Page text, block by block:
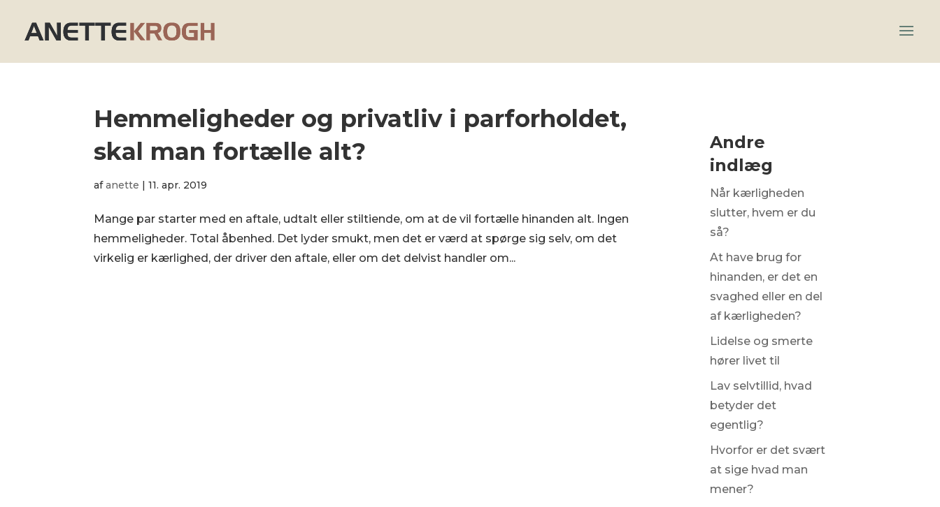
Hemmeligheder og privatliv i parforholdet,
skal man fortælle alt?
afanette |11. apr. 2019
Mange par starter med en aftale, udtalt eller stiltiende, om at de vil fortælle hinanden alt. Ingen
hemmeligheder. Total åbenhed. Det lyder smukt, men det er værd at spørge sig selv, om det
virkelig er kærlighed, der driver den aftale, eller om det delvist handler om...
Andre
indlæg
Når kærligheden
slutter, hvem er du
så?
At have brug for
hinanden, er det en
svaghed eller en del
af kærligheden?
Lidelse og smerte
hører livet til
Lav selvtillid, hvad
betyder det
egentlig?
Hvorfor er det svært
at sige hvad man
mener?